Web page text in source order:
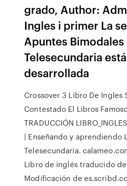
grado, Author:
Ingles i primer La
Apuntes Bimodales
Telesecundaria está
desarrollada
Crossover 3 Libro De Ingles
Contestado El Libros
TRADUCCIÓN
| Enseñando y aprendiendo
Telesecundaria.
Libro de inglés traducido
Modificación de